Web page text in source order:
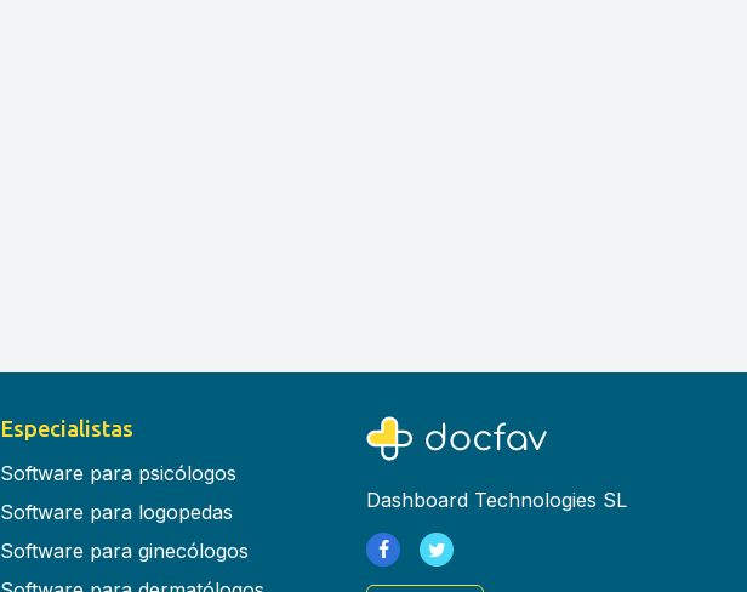
Especialistas
Software para psicólogos
Software para logopedas
Software para ginecólogos
Dashboard Technologies SL